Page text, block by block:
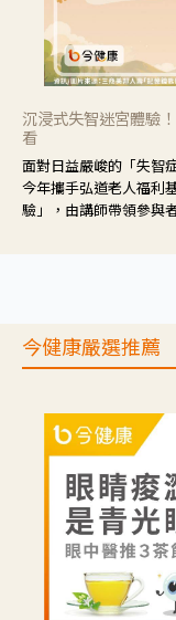
沉浸式失智迷宮體驗
看
面對日益嚴峻的「失智
今年攜手弘道老人福利基金會，推
驗」，由講師帶領參與
今健康嚴選推薦